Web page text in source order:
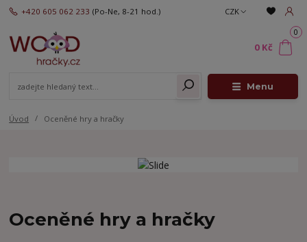
Menu
CZK
+420 605 062 233 (Po-Ne, 8-21 hod.)
0
0 Kč
Úvod Oceněné hry a hračky
Oceněné hry a hračky